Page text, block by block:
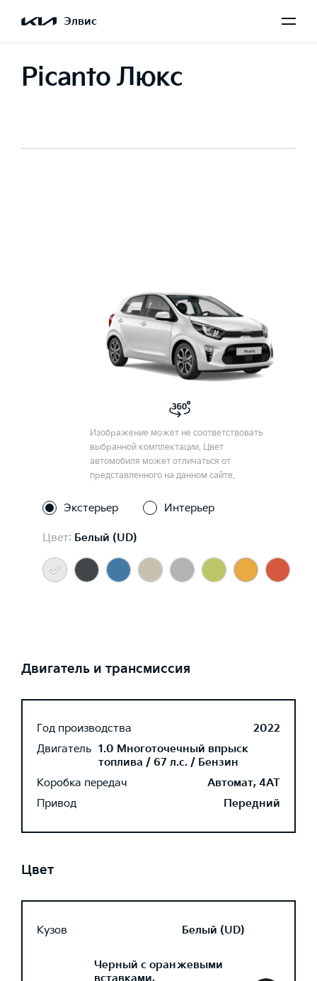
Элвис
Picanto Люкс
Изображение может не соответствовать
выбранной комплектации. Цвет
автомобиля может отличаться от
представленного на данном сайте.
Экстерьер Интерьер
Цвет: Белый (UD)
Двигатель и трансмиссия
Год производства
2022
Двигатель 1.0 Многоточечный впрыск
топлива / 67 л.с. / Бензин
Коробка передач
Автомат, 4AT
Привод
Передний
Цвет
Кузов Белый (UD)
Черный с оранжевыми